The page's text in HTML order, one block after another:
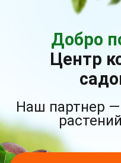
Добро
Центр
Наш партнер